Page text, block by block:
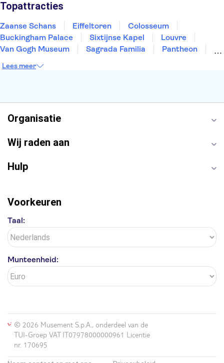
Topattracties
Zaanse Schans Eiffeltoren
Colosseum
Buckingham Palace
Sixtijnse Kapel
Louvre
Van Gogh Museum
Sagrada Familia
Pantheon
Keukenhof
Lees meer
Organisatie
Wij raden aan
Hulp
Voorkeuren
Taal:
Munteenheid:
© 2026 Musement S.p.A., onderdeel van de
TUI-Groep VAT IT07978000000961 Licentie
nr. 170695